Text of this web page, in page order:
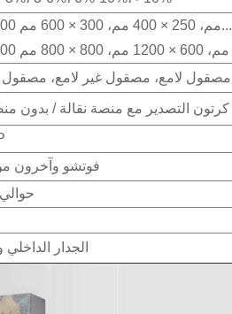
200 × 300 مم، 250 × 400 مم، 300 × 600 مم...
مصقول لامع، مصقول غير لامع،
كرتون التصدير مع منصة نقالة / بدون
فوتشو وآخرون
حوالي 21 يومًا
الجدار الداخلي